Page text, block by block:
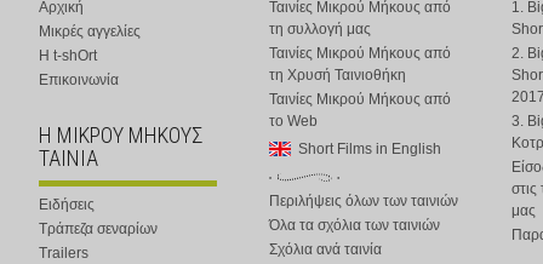
Αρχική
Μικρές αγγελίες
Η t-shOrt
Επικοινωνία
Η ΜΙΚΡΟΥ ΜΗΚΟΥΣ
ΤΑΙΝΙΑ
Ειδήσεις
Τράπεζα σεναρίων
Trailers
Ταινίες Μικρού Μήκους από
τη συλλογή μας
Ταινίες Μικρού Μήκους από
τη Χρυσή Ταινιοθήκη
Ταινίες Μικρού Μήκους από
το Web
Short Films in English
Περιλήψεις όλων των ταινιών
Όλα τα σχόλια των ταινιών
Σχόλια ανά ταινία
1.
2.
3.
στις
μας